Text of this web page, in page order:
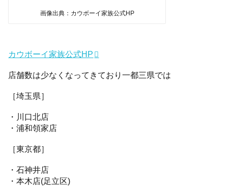
画像出典：カウボーイ家族公式HP
カウボーイ家族公式HP
店舗数は少なくなってきており一都三県では
［埼玉県］
・川口北店
・浦和領家店
［東京都］
・石神井店
・本木店(足立区)